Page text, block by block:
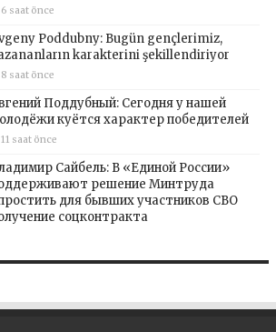
6 saat önce
Poddubny: Bugün gençlerimiz,
karakterini şekillendiriyor
8 saat önce
Поддубный: Сегодня у нашей
куётся характер победителей
11 saat önce
Сайбель: В «Единой России»
решение Минтруда
для бывших участников СВО
соцконтракта